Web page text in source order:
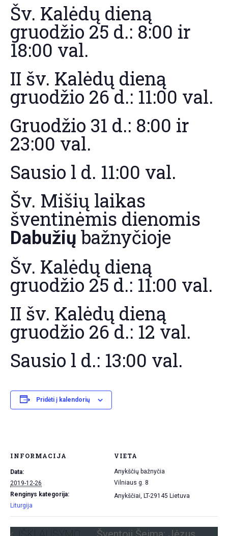
Šv. Kalėdų dieną
gruodžio 25 d.: 8:00 ir
18:00 val.
II šv. Kalėdų dieną
gruodžio 26 d.: 11:00 val.
Gruodžio 31 d.: 8:00 ir
23:00 val.
Sausio l d. 11:00 val.
Šv. Mišių laikas
šventinėmis dienomis
Dabužių bažnyčioje
Šv. Kalėdų dieną
gruodžio 25 d.: 11:00 val.
II šv. Kalėdų dieną
gruodžio 26 d.: 12 val.
Sausio l d.: 13:00 val.
Pridėti į kalendorių
INFORMACIJA
Data:
2019-12-26
Renginys kategorija:
Liturgija
VIETA
Anykščių bažnyčia
Vilniaus g. 8
Anykščiai, LT-29145 Lietuva